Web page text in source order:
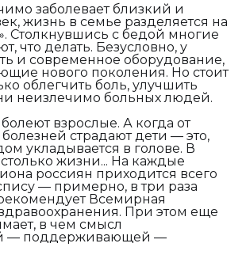
заболевает близкий и
жизнь в семье разделяется на
Столкнувшись с бедой многие
что делать. Безусловно, у
и современное оборудование,
нового поколения. Но стоит
облегчить боль, улучшить
неизлечимо больных людей.
взрослые. А когда от
страдают дети — это,
укладывается в голове. В
жизни... На каждые
россиян приходится всего
— примерно, в три раза
Всемирная
При этом еще
в чем смысл
— поддерживающей —